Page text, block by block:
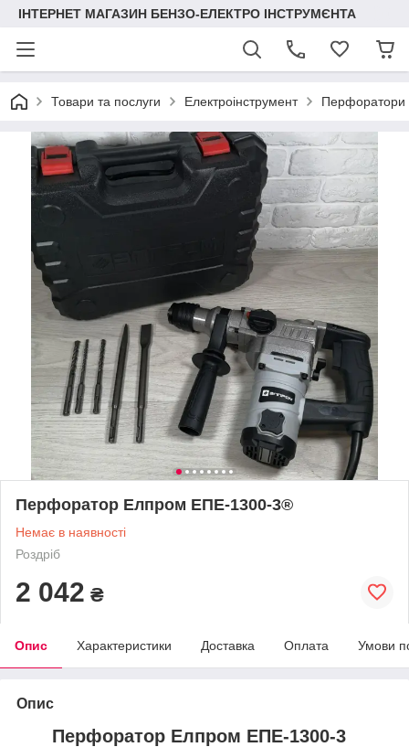
ІНТЕРНЕТ МАГАЗИН БЕНЗО-ЕЛЕКТРО ІНСТРУМЄНТА
Товари та послуги Електроінструмент Перфоратори
Перфоратор Елпром ЕПЕ-1300-3®
Немає в наявності
Роздріб
2 042 ₴
Опис Характеристики Доставка Оплата Умови
Опис
Перфоратор Елпром ЕПЕ-1300-3